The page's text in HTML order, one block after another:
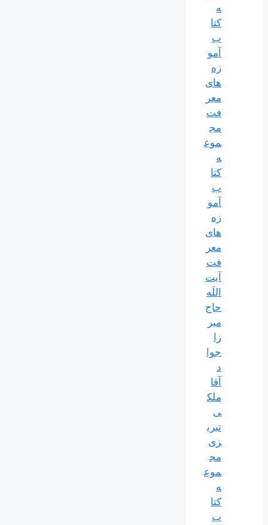
ه
کتا
ب
آمو
زه
های
معر
فت
مج
موع
ه
کتا
ب
آمو
زه
های
معر
فت
آیت
اللَه
حاج
میر
زا
جوا
آقا
ملک
ی
تبری
زی
مج
موع
ه
کتا
ب